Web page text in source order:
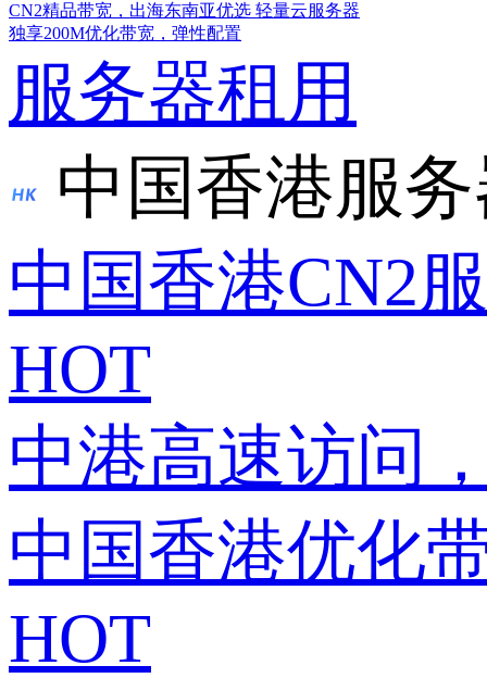
CN2精品带宽，出海东南亚优选 轻量云服务器
独享200M优化带宽，弹性配置
服务器租用
中国香港服
中国香港CN2
HOT
中港高速访问
中国香港优化
HOT